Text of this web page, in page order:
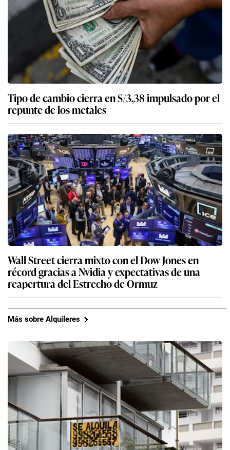
Tipo de cambio cierra en S/3,38 impulsado por el
repunte de los metales
Wall Street cierra mixto con el Dow Jones en
récord gracias a Nvidia y expectativas de una
reapertura del Estrecho de Ormuz
Más sobre Alquileres